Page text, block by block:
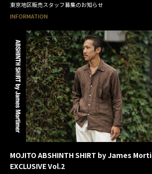
東京地区販売スタッフ募集のお知らせ
INFORMATION
MOJITO ABSHINTH SHIRT by James
EXCLUSIVE Vol.2